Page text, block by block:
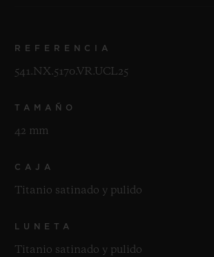
REFERENCIA
541.NX.5170.VR.UCL25
TAMAÑO
42 mm
CAJA
Titanio satinado y pulido
LUNETA
Titanio satinado y pulido